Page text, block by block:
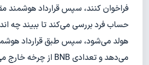
فراخوان کنند، سپس قرارداد هوشمند
هولد می‌شود، سپس طبق قرارداد
می‌دهد و تعدادی BNB از چرخه خارج می‌شوند.